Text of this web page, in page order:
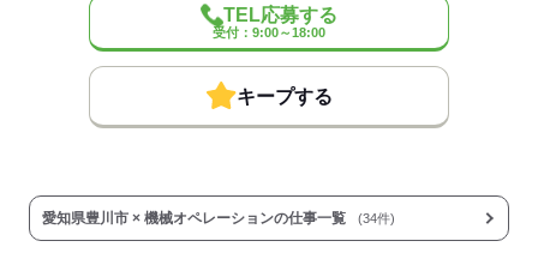
TEL応募する
受付：9:00～18:00
キープする
愛知県豊川市 × 機械オペレーションの仕事一覧 (34件)